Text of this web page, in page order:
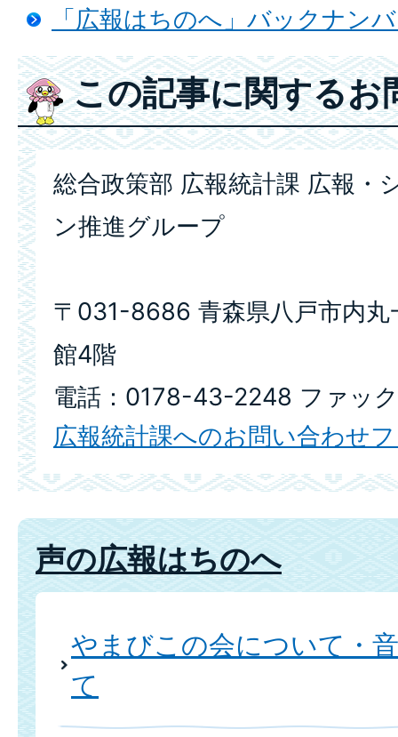
「広報はちのへ」バックナン
この記事に関するお
総合政策部 広報統計課 広報・
ン推進グループ
〒031-8686 青森県八戸市内丸
館4階
電話：0178-43-2248 ファッ
広報統計課へのお問い合わせ
声の広報はちのへ
やまびこの会について・
て